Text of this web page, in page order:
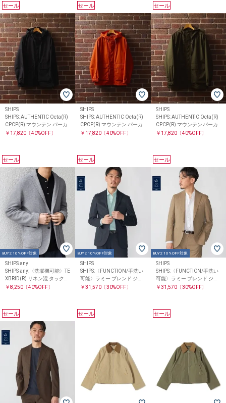
セール
SHIPS
SHIPS: AUTHENTIC Octa(R)
CPCP(R) マウンテン パーカ
￥17,820〔40%OFF〕
セール
SHIPS
SHIPS: AUTHENTIC Octa(R)
CPCP(R) マウンテン パーカ
￥17,820 〔40%OFF〕
セール
SHIPS
SHIPS: AUTHENTIC Octa(R)
CPCP(R) マウンテン パーカ
￥17,820〔40%OFF〕
セール
BUY2 10%OFF対象
SHIPS any
SHIPS any:〈洗濯機可能〉TE
XBRID(R) リネン混 タックハ
ニカム ニット ジャケット◇
￥8,250〔40%OFF〕
セール
BUY2 10%OFF対象
SHIPS
SHIPS:〈FUNCTION/手洗い
可能〉ラミー ブレンド ジャ
ケット(セットアップ対応)
￥31,570 〔30%OFF〕
セール
BUY2 10%OFF対象
SHIPS
SHIPS:〈FUNCTION/手洗い
可能〉ラミー ブレンド ジャ
ケット(セットアップ対応)
￥31,570〔30%OFF〕
セール セール セール